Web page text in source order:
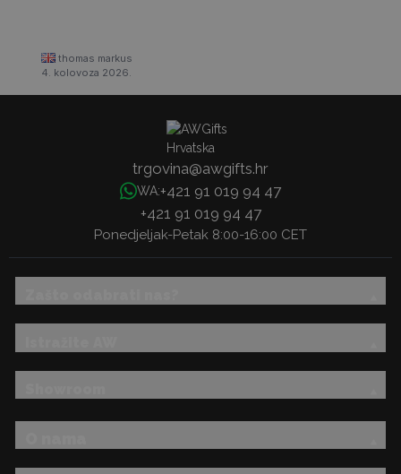
thomas markus
4. kolovoza 2026.
trgovina@awgifts.hr
WA:+421 91 019 94 47
+421 91 019 94 47
Ponedjeljak-Petak 8:00-16:00 CET